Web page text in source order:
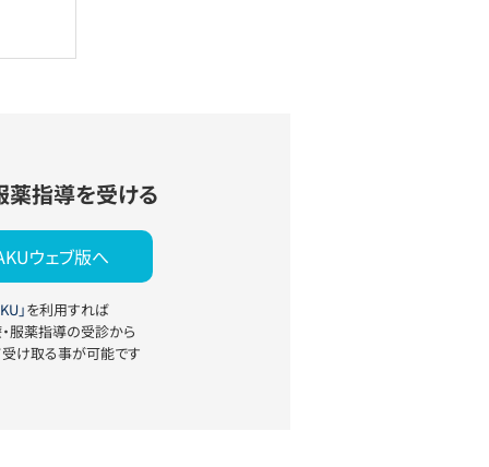
薬指導を受ける
ウェブ版へ
」を利用すれば
服薬指導の受診から
け取る事が可能です